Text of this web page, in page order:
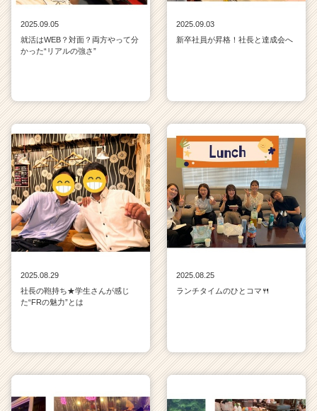
2025.09.05
就活はWEB？対面？両方やって分
かった“リアルの強さ”
2025.09.03
新卒社員が昇格！社長と達成会へ
2025.08.29
社長の鞄持ち★学生さんが感じ
た“FRの魅力”とは
2025.08.25
ランチタイムのひとコマ🍴